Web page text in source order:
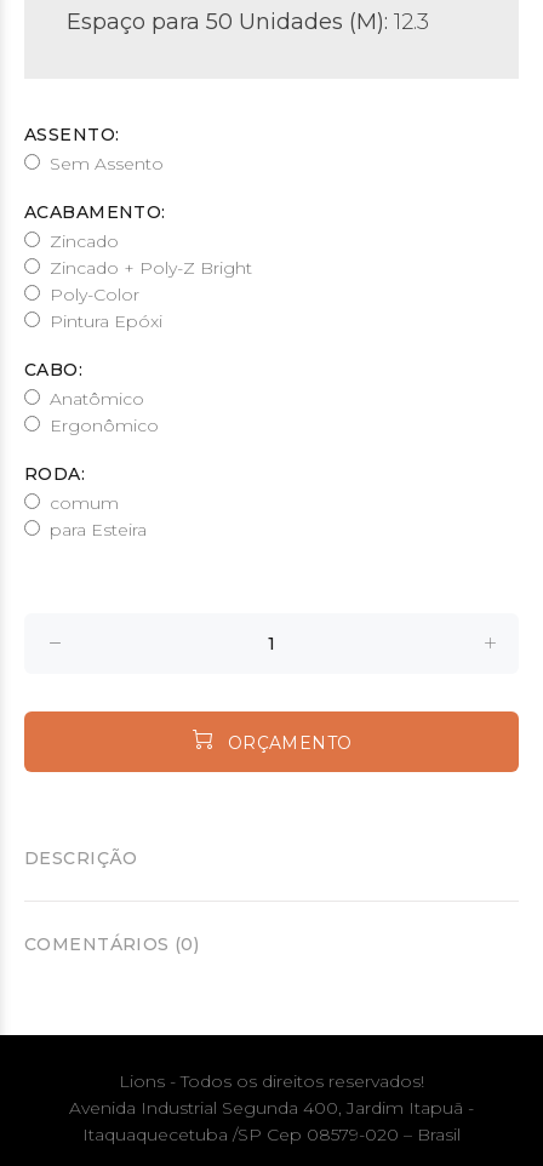
Espaço para 50 Unidades (M): 12.3
ASSENTO:
Sem Assento
ACABAMENTO:
Zincado
Zincado + Poly-Z Bright
Poly-Color
Pintura Epóxi
CABO:
Anatômico
Ergonômico
RODA:
comum
para Esteira
ORÇAMENTO
DESCRIÇÃO
COMENTÁRIOS (0)
Lions - Todos os direitos reservados!
Avenida Industrial Segunda 400, Jardim Itapuã -
Itaquaquecetuba /SP Cep 08579-020 – Brasil